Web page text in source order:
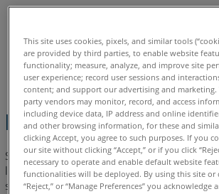
Windows
el
último
controlador
de
tarjeta
de
gráficos/video
Configure
la
Instale el último controlador de
Configure la tarjeta de gráficos/video
Descargue e instale el controlador de
Descripción
Si Measure 10 o Measure Q no muestra
los modelos CAD o el sistema de
software falla de manera aleatoria o cuando
This site uses cookies, pixels, and similar tools
are provided by third parties, to enable website
functionality; measure, analyze, and improve site
user experience; record user sessions and
content; and support our advertising and
party vendors may monitor, record, and access
including device data, IP address and online
and other browsing information, for these and
clicking Accept, you agree to such purposes. If you
our site without clicking “Accept,” or if you click
necessary to operate and enable default website
functionalities will be deployed. By using this site or
“Reject,” or “Manage Preferences” you acknowledge